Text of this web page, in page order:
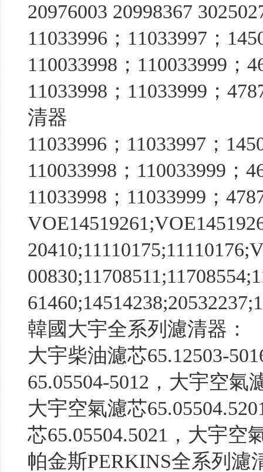
20976003 20998367
11033996；11033997；
110033998；110033999；
11033998；11033999；
清器
11033996；11033997；
110033998；110033999；
11033998；11033999；
韓國大宇全系列濾清器：
大宇柴油濾芯65.12503-
65.05504-5012，大宇空氣
大宇空氣濾芯
芯65.05504.5021，大宇空
帕金斯PERKINS全系列濾